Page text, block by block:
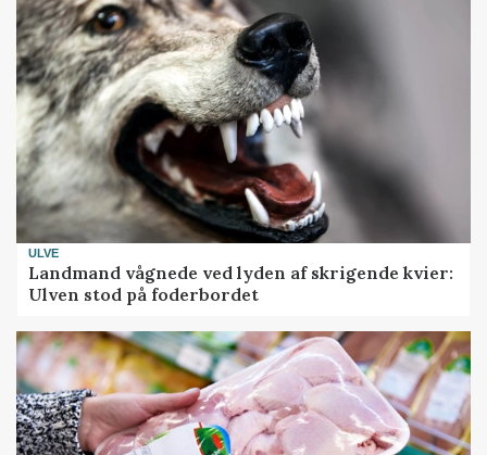
ULVE
Landmand vågnede ved lyden af skrigende kvier:
Ulven stod på foderbordet